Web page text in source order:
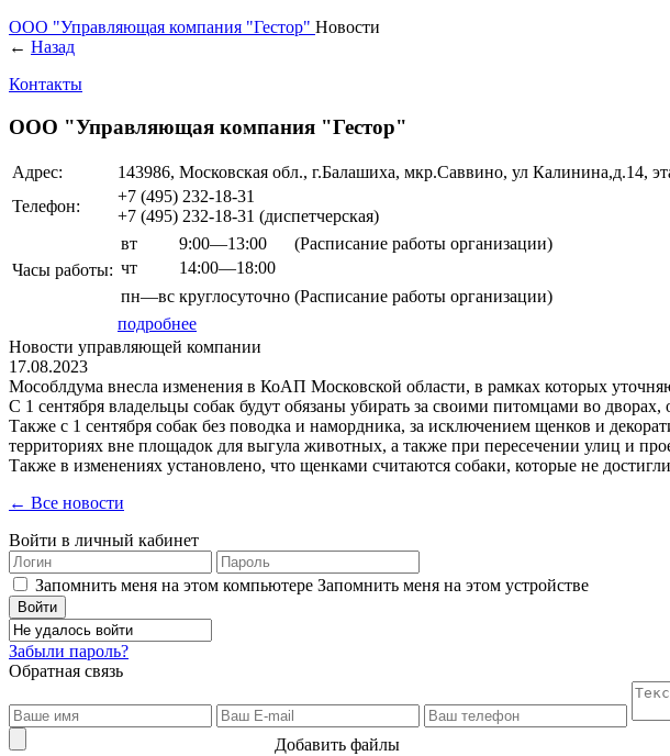
ООО "Управляющая компания "Гестор" Новости
← Назад
Контакты
ООО "Управляющая компания "Гестор"
Адрес:
143986, Московская обл., г.Балашиха, мкр.Саввино, ул Калинина,д.14,
Телефон:
+7 (495) 232-18-31
+7 (495) 232-18-31 (диспетчерская)
Часы работы:
вт 9:00—13:00
(Расписание работы организации)
чт
14:00—18:00
пн—вс круглосуточно (Расписание работы организации)
подробнее
Новости управляющей компании
17.08.2023
Мособлдума внесла изменения в КоАП Московской области, в рамках которых
С 1 сентября владельцы собак будут обязаны убирать за своими питомцами во
Также с 1 сентября собак без поводка и намордника, за исключением щенков и
территориях вне площадок для выгула животных, а также при пересечении улиц и
Также в изменениях установлено, что щенками считаются собаки, которые не достигли
← Все новости
Войти в личный кабинет
Запомнить меня на этом компьютере Запомнить меня на этом устройстве
Забыли пароль?
Обратная связь
Добавить файлы